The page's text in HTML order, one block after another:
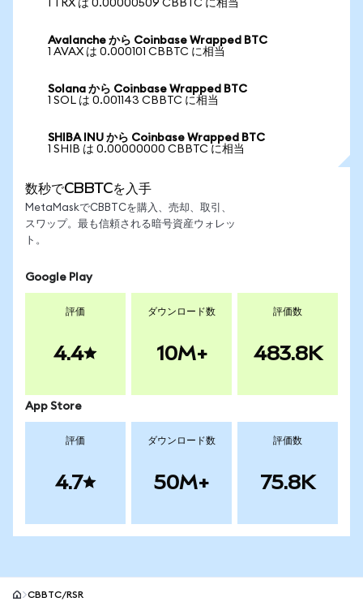
1 TRX は 0.00000509 CBBTC に相当
Avalanche から Coinbase Wrapped BTC
1 AVAX は 0.000101 CBBTC に相当
Solana から Coinbase Wrapped BTC
1 SOL は 0.001143 CBBTC に相当
SHIBA INU から Coinbase Wrapped BTC
1 SHIB は 0.00000000 CBBTC に相当
数秒でCBBTCを入手
MetaMaskでCBBTCを購入、売却、取引、
スワップ。最も信頼される暗号資産ウォレッ
ト。
Google Play
評価
4.4
ダウンロード数
10M+
評価数
483.8K
App Store
評価
4.7
ダウンロード数
50M+
評価数
75.8K
CBBTC/RSR